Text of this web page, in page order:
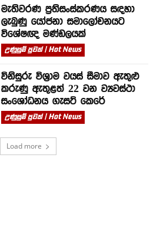
මැතිවරණ ප්‍රතිසංස්කරණය සඳහා
ලැබුණු යෝජනා සමාලෝචනයට
විශේෂඥ මණ්ඩලයක්
උණුසුම් පුවත් | Hot News
විනිසුරු විශ්‍රාම වයස් සීමාව ඇතුළු
කරුණු ඇතුළත් 22 වන ව්‍යවස්ථා
සංශෝධනය ගැසට් කෙරේ
උණුසුම් පුවත් | Hot News
Load more